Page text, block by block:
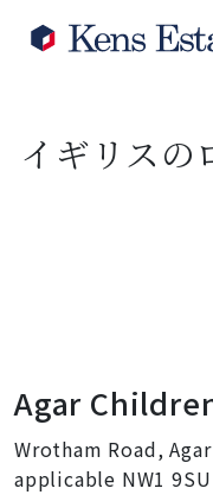
イギリスの
Agar
Wrotham Road,
applicable NW1 9SU